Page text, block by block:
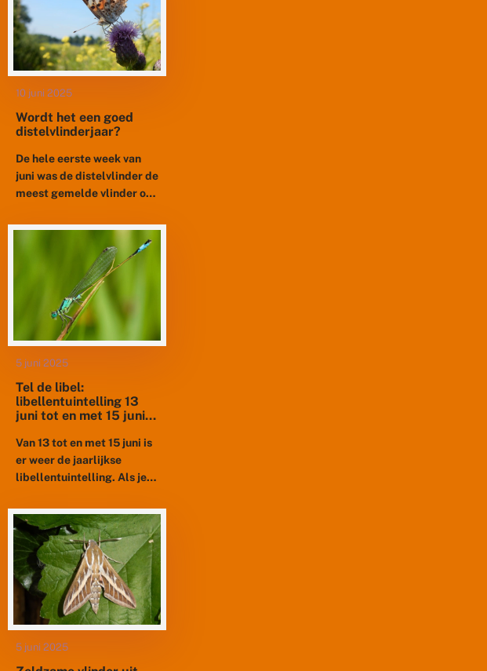
zijn...
10 juni 2025
Wordt het een goed
distelvlinderjaar?
De hele eerste week van
juni was de distelvlinder de
meest gemelde vlinder op
de atalanta, de koolwitjes
en andere algemene
5 juni 2025
Tel de libel:
libellentuintelling 13
juni tot en met 15 juni
Van 13 tot en met 15 juni is
er weer de jaarlijkse
libellentuintelling. Als je
met een mooie...
5 juni 2025